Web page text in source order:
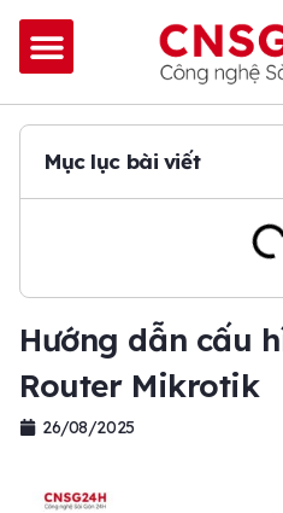
Mục lục bài viết
Hướng dẫn cấu
Router Mikrotik
26/08/2025